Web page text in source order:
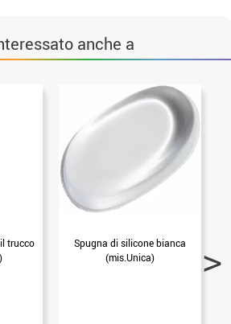
anche a
trucco
Spugna di silicone bianca
(mis.Unica)